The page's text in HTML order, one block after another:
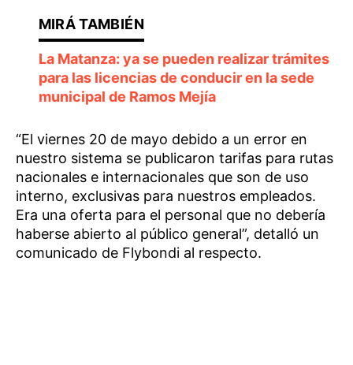
La Matanza: ya se pueden realizar trámites
para las licencias de conducir en la sede
municipal de Ramos Mejía
“El viernes 20 de mayo debido a un error en
nuestro sistema se publicaron tarifas para rutas
nacionales e internacionales que son de uso
interno, exclusivas para nuestros empleados.
Era una oferta para el personal que no debería
haberse abierto al público general”, detalló un
comunicado de Flybondi al respecto.